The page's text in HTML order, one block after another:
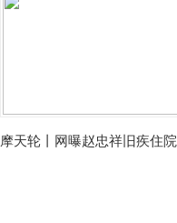
摩天轮丨网曝赵忠祥旧疾住院